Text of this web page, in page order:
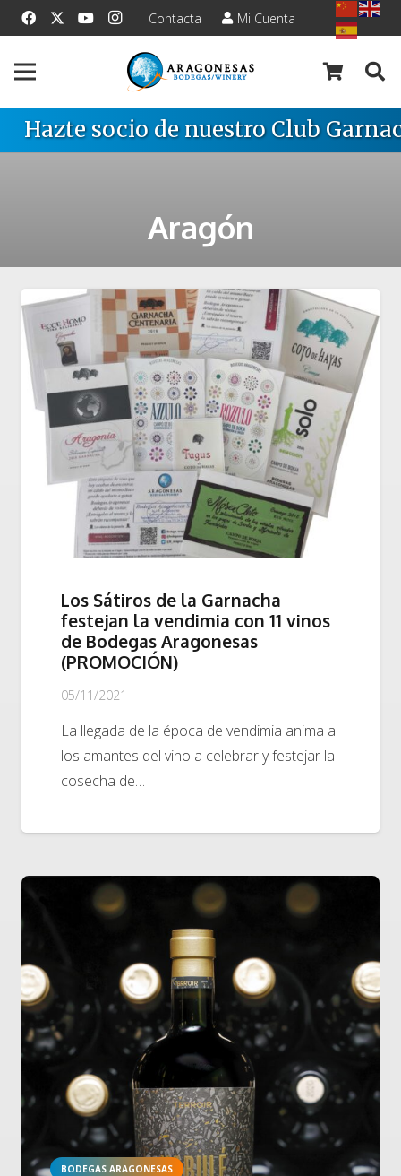
Contacta Mi Cuenta
Hazte socio de nuestro Club
Aragón
Los Sátiros de la Garnacha
festejan la vendimia con 11 vinos
de Bodegas Aragonesas
(PROMOCIÓN)
05/11/2021
La llegada de la época de vendimia anima a
los amantes del vino a celebrar y festejar la
cosecha de…
BODEGAS ARAGONESAS